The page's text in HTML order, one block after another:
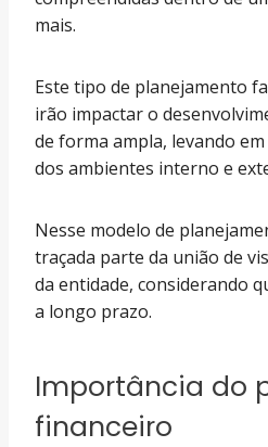
mais.
Este tipo de planejamento
irão impactar o
de forma ampla, levando
dos ambientes interno e
Nesse modelo de
traçada parte da união de
da entidade, considerando
a longo prazo.
Importância do
financeiro